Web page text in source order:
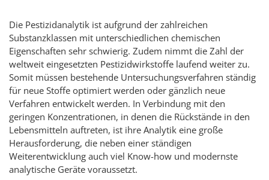
Die Pestizidanalytik ist aufgrund der zahlreichen
Substanzklassen mit unterschiedlichen chemischen
Eigenschaften sehr schwierig. Zudem nimmt die Zahl der
weltweit eingesetzten Pestizidwirkstoffe laufend weiter zu.
Somit müssen bestehende Untersuchungsverfahren ständig
für neue Stoffe optimiert werden oder gänzlich neue
Verfahren entwickelt werden. In Verbindung mit den
geringen Konzentrationen, in denen die Rückstände in den
Lebensmitteln auftreten, ist ihre Analytik eine große
Herausforderung, die neben einer ständigen
Weiterentwicklung auch viel Know-how und modernste
analytische Geräte voraussetzt.